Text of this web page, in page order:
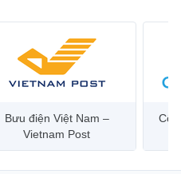
Bưu điện Việt Nam –
Vietnam Post